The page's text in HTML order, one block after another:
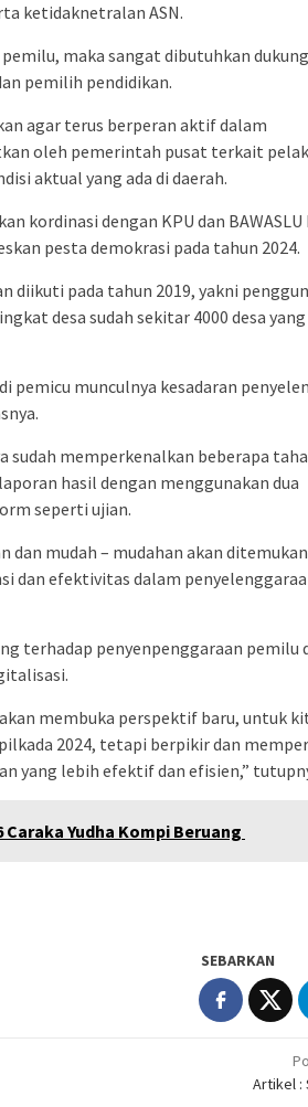
ketidaknetralan ASN.
maka sangat dibutuhkan
pemilih pendidikan.
agar terus berperan aktif dalam
oleh pemerintah pusat terkait
aktual yang ada di daerah.
kordinasi dengan KPU dan BAWASLU
pesta demokrasi pada tahun 2024.
diikuti pada tahun 2019, yakni
desa sudah sekitar 4000 desa yang
pemicu munculnya kesadaran
sudah memperkenalkan beberapa
hasil dengan menggunakan dua
seperti ujian.
dan mudah – mudahan akan
dan efektivitas dalam
terhadap penyenpenggaraan pemilu
membuka perspektif baru, untuk
2024, tetapi berpikir dan
yang lebih efektif dan efisien,”
Yudha Kompi Beruang
SEBARKAN
Artikel :